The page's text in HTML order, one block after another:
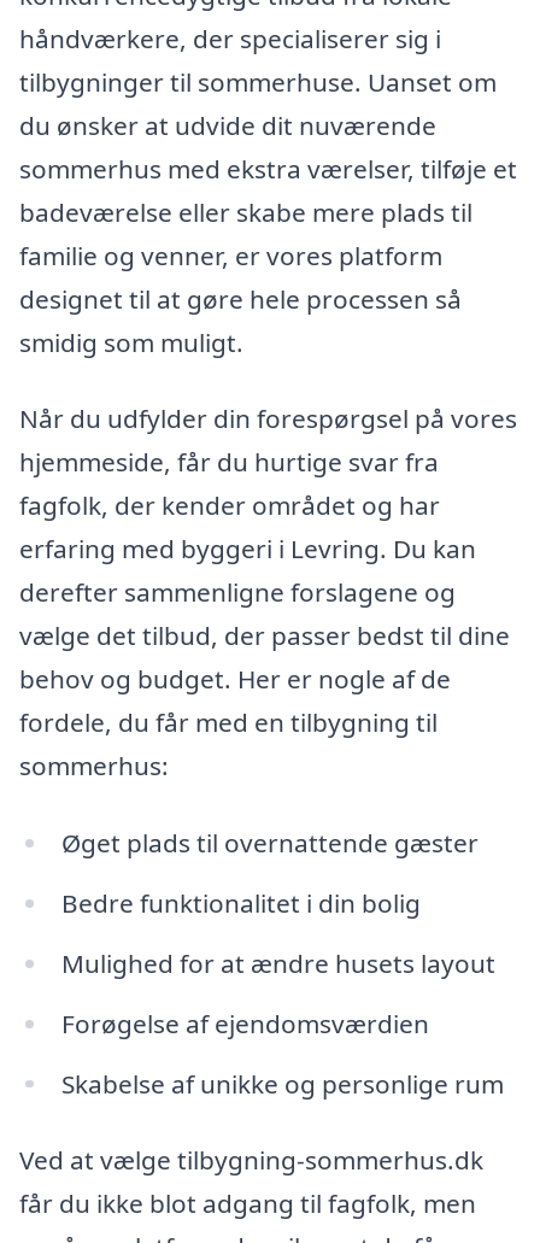
håndværkere, der specialiserer sig i
tilbygninger til sommerhuse. Uanset om
du ønsker at udvide dit nuværende
sommerhus med ekstra værelser, tilføje et
badeværelse eller skabe mere plads til
familie og venner, er vores platform
designet til at gøre hele processen så
smidig som muligt.
Når du udfylder din forespørgsel på vores
hjemmeside, får du hurtige svar fra
fagfolk, der kender området og har
erfaring med byggeri i Levring. Du kan
derefter sammenligne forslagene og
vælge det tilbud, der passer bedst til dine
behov og budget. Her er nogle af de
fordele, du får med en tilbygning til
sommerhus:
Øget plads til overnattende gæster
Bedre funktionalitet i din bolig
Mulighed for at ændre husets layout
Forøgelse af ejendomsværdien
Skabelse af unikke og personlige rum
Ved at vælge tilbygning-sommerhus.dk
får du ikke blot adgang til fagfolk, men